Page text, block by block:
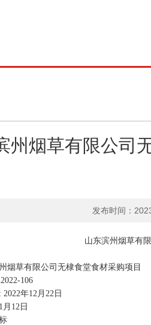
州烟草有限公司
发布时间：
山东滨州烟草有
烟草有限公司无棣食堂食材采购项目
106
: 2022年12月22日
月12日